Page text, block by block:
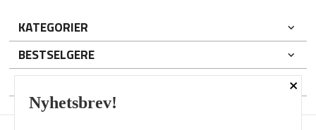
KATEGORIER
BESTSELGERE
DIN KONTO
×
Nyhetsbrev!